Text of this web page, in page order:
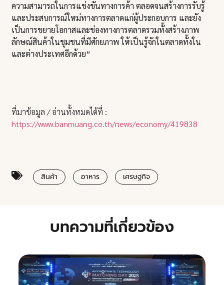
ความสามารถในการแข่งขันทางการค้า ตลอดจนสร้างการรับรู้
และประสบการณ์ใหม่ทางการตลาดแก่ผู้ประกอบการ และยัง
เป็นการขยายโอกาสและช่องทางการตลาดรวมทั้งสร้างภาพ
ลักษณ์สินค้าในชุมชนที่มีศักยภาพ ให้เป็นรู้จักในตลาดทั้งใน
และต่างประเทศอีกด้วย”
ที่มาข้อมูล / อ่านทั้งหมดได้ที่ :
https://www.banmuang.co.th/news/economy/419838
สินค้า อาหาร เศรษฐกิจ
บทความที่เกี่ยวข้อง